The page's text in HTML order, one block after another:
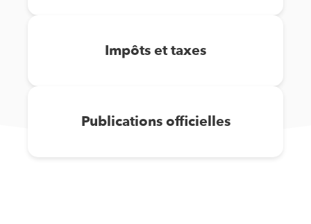
Impôts et taxes
Publications officielles